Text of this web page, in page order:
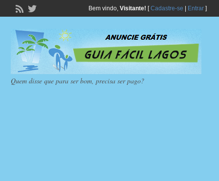
Bem vindo, Visitante! [Cadastre-se Entrar]
Quem disse que para ser bom, precisa ser pago?